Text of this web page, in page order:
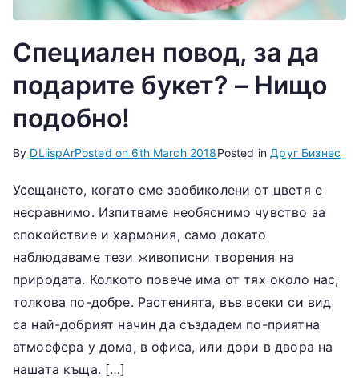
Специален повод, за да
подарите букет? – Нищо
подобно!
By DLiispArPosted on 6th March 2018Posted inДруг Бизнес
Усещането, когато сме заобиколени от цветя е
несравнимо. Изпитваме необяснимо чувство за
спокойствие и хармония, само докато
наблюдаваме тези живописни творения на
природата. Колкото повече има от тях около нас,
толкова по-добре. Растенията, във всеки си вид
са най-добрият начин да създадем по-приятна
атмосфера у дома, в офиса, или дори в двора на
нашата къща. […]